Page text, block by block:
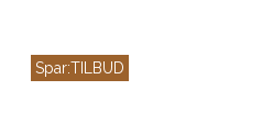
Spar:TILBUD